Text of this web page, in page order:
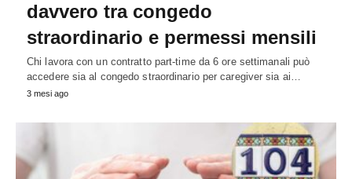
davvero tra congedo
straordinario e permessi mensili
Chi lavora con un contratto part-time da 6 ore settimanali può
accedere sia al congedo straordinario per caregiver sia ai…
3 mesi ago